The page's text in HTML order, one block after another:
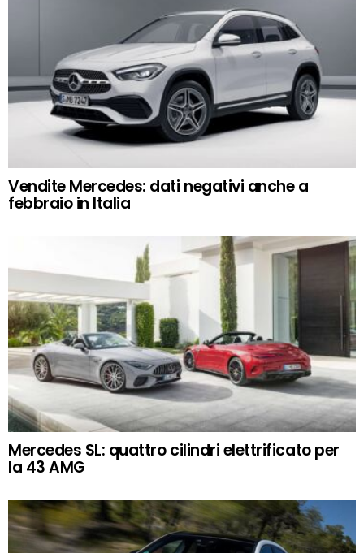
Vendite Mercedes: dati negativi anche a
febbraio in Italia
Mercedes SL: quattro cilindri elettrificato per
la 43 AMG